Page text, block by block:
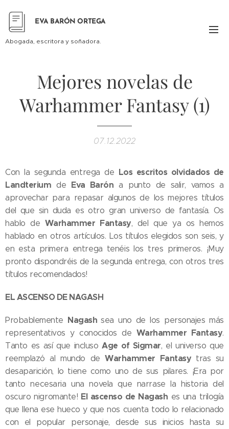
EVA BARÓN ORTEGA
Abogada, escritora y soñadora.
Mejores novelas de
Warhammer Fantasy (1)
07.12.2022
Con la segunda entrega de Los escritos olvidados de
Landterium de Eva Barón a punto de salir, vamos a
aprovechar para repasar algunos de los mejores títulos
del que sin duda es otro gran universo de fantasía. Os
hablo de Warhammer Fantasy, del que ya os hemos
hablado en otros artículos. Los títulos elegidos son seis, y
en esta primera entrega tenéis los tres primeros. ¡Muy
pronto dispondréis de la segunda entrega, con otros tres
títulos recomendados!
EL ASCENSO DE NAGASH
Probablemente Nagashsea uno de los personajes más
representativos y conocidos de Warhammer Fantasy.
Tanto es así que inclusoAge of Sigmar, el universo que
reemplazó al mundo deWarhammer Fantasy tras su
desaparición, lo tiene como uno de sus pilares. ¡Era por
tanto necesaria una novela que narrase la historia del
oscuro nigromante! El ascenso de Nagash es una trilogía
que llena ese hueco y que nos cuenta todo lo relacionado
con el popular personaje, desde sus inicios hasta su